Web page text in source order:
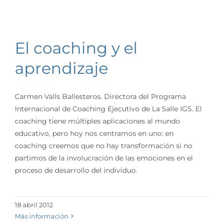
El coaching y el
aprendizaje
Carmen Valls Ballesteros. Directora del Programa
Internacional de Coaching Ejecutivo de La Salle IGS. El
coaching tiene múltiples aplicaciones al mundo
educativo, pero hoy nos centramos en uno: en
coaching creemos que no hay transformación si no
partimos de la involucración de las emociones en el
proceso de desarrollo del individuo.
18 abril 2012
Más información